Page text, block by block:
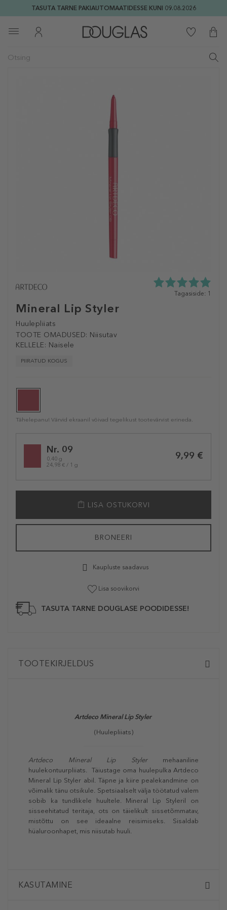
TASUTA TARNE PAKIAUTOMAATIDESSE KUNI 09.08.2026
Mineral Lip Styler
Huulepliiats
TOOTE OMADUSED: Niisutav
KELLELE: Naisele
PIIRATUD KOGUS
5.0
Tagasiside: 1
Tähelepanu! Värvid ekraanil võivad tegelikust tootevärvist erineda.
variationNr. 09
0.40 g
24,98 € / 1 g
9,99 €
LISA OSTUKORVI
BRONEERI
Kaupluste saadavus
Lisa soovikorvi
TASUTA TARNE DOUGLASE POODIDESSE!
TOOTEKIRJELDUS
Artdeco Mineral Lip Styler
(Huulepliiats)
Artdeco Mineral Lip Styler mehaaniline
huulekontuurpliiats. Täiustage oma huulepulka Artdeco
Mineral Lip Styler abil. Täpne ja kiire pealekandmine on
võimalik tänu otsikule. Spetsiaalselt välja töötatud valem
sobib ka tundlikele huultele. Mineral Lip Styleril on
sisseehitatud teritaja, ots on täielikult sissetõmmatav,
mistõttu on see ideaalne reisimiseks. Sisaldab
hüaluroonhapet, mis niisutab huuli.
KASUTAMINE